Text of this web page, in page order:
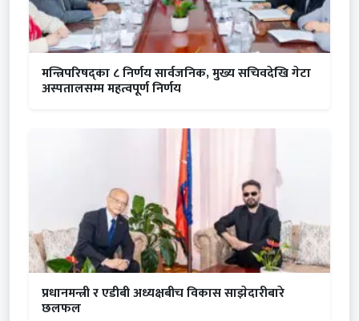
मन्त्रिपरिषद्का ८ निर्णय सार्वजनिक, मुख्य सचिवदेखि गेटा
अस्पतालसम्म महत्वपूर्ण निर्णय
प्रधानमन्त्री र एडीबी अध्यक्षबीच विकास साझेदारीबारे
छलफल